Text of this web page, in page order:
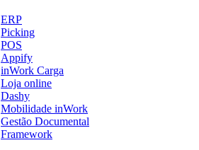
ERP
Picking
POS
Appify
inWork Carga
Loja online
Dashy
Mobilidade inWork
Gestão Documental
Framework